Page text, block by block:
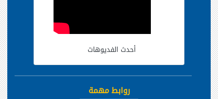
أحدث الفديوهات
روابط مهمة